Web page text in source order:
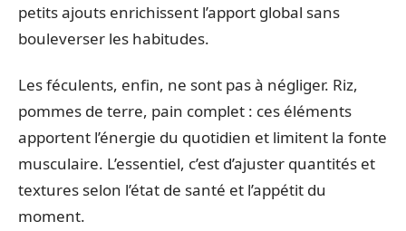
petits ajouts enrichissent l’apport global sans
bouleverser les habitudes.
Les féculents, enfin, ne sont pas à négliger. Riz,
pommes de terre, pain complet : ces éléments
apportent l’énergie du quotidien et limitent la fonte
musculaire. L’essentiel, c’est d’ajuster quantités et
textures selon l’état de santé et l’appétit du
moment.